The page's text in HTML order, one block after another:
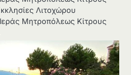
Λιτοχώρου
Μητροπόλεως Κίτρους